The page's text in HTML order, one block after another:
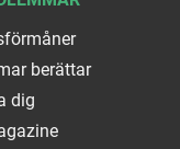
berättar
dig